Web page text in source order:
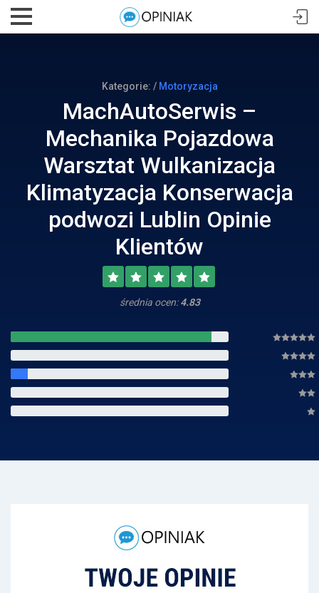
Kategorie: / Motoryzacja
MachAutoSerwis –
Mechanika Pojazdowa
Warsztat Wulkanizacja
Klimatyzacja Konserwacja
podwozi Lublin Opinie
Klientów
średnia ocen:4.83